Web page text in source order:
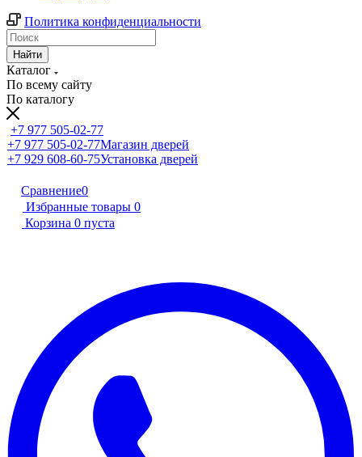
Политика конфиденциальности
Найти
Каталог
По всему сайту
По каталогу
+7 977 505-02-77
+7 977 505-02-77Магазин дверей
+7 929 608-60-75Установка дверей
Сравнение0
Избранные товары 0
Корзина 0 пуста